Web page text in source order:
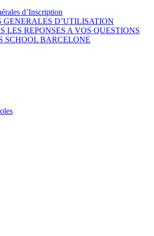
d’Inscription
GENERALES D’UTILISATION
LES REPONSES A VOS QUESTIONS
SCHOOL BARCELONE